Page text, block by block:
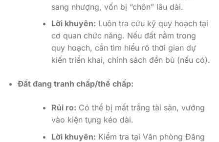
sang nhượng, vốn bị “chôn” lâu dài.
Lời khuyên: Luôn tra cứu kỹ quy hoạch tại
cơ quan chức năng. Nếu đất nằm trong
quy hoạch, cần tìm hiểu rõ thời gian dự
kiến triển khai, chính sách đền bù (nếu có).
Đất đang tranh chấp/thế chấp:
Rủi ro: Có thể bị mất trắng tài sản, vướng
vào kiện tụng kéo dài.
Lời khuyên: Kiểm tra tại Văn phòng Đăng